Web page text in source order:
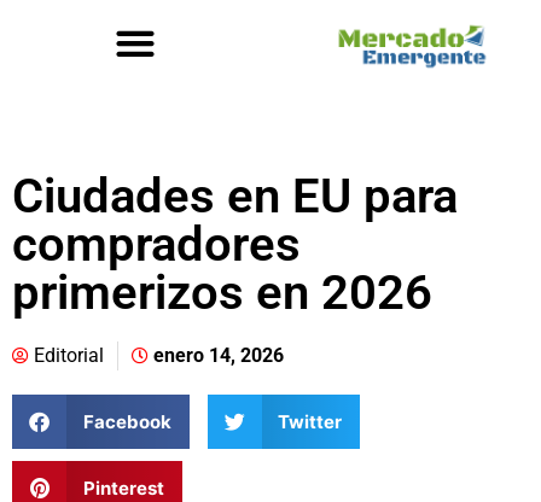
Ciudades en EU para
compradores
primerizos en 2026
Editorial enero 14, 2026
Facebook Twitter
Pinterest